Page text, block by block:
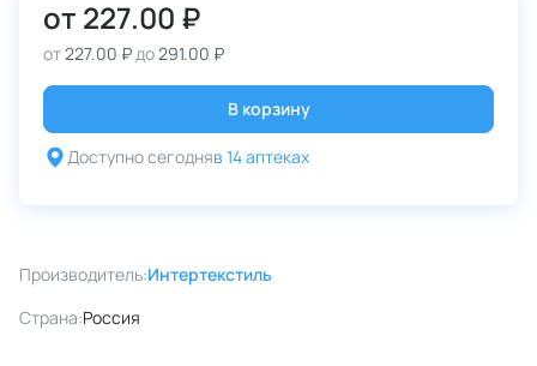
от 227.00 ₽
от227.00 ₽до291.00 ₽
В корзину
Доступно сегодняв 14 аптеках
Производитель:Интертекстиль
Страна:Россия